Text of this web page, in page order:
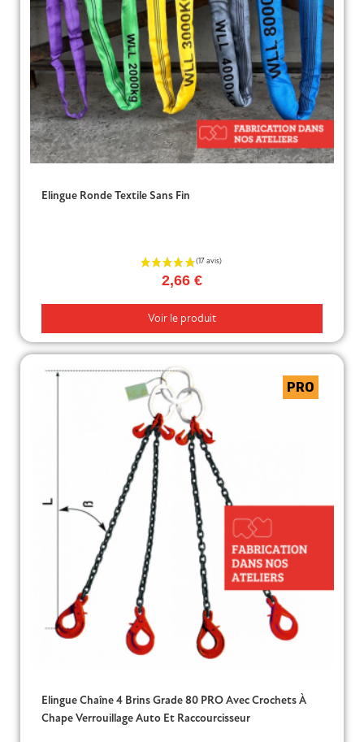
Elingue Ronde Textile Sans Fin
2,66 €
Voir le produit
Elingue Chaîne 4 Brins Grade 80 PRO Avec Crochets À
Chape Verrouillage Auto Et Raccourcisseur